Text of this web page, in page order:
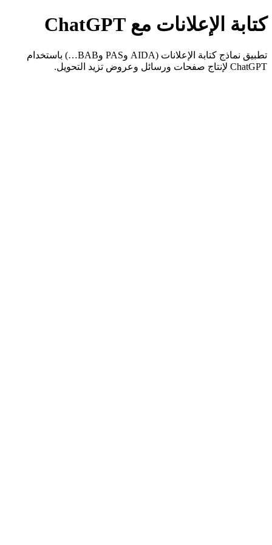
كتابة الإعلانات مع ChatGPT
تطبيق نماذج كتابة الإعلانات (AIDA وPAS وBAB…) باستخدام
ChatGPT لإنتاج صفحات ورسائل وعروض تزيد التحويل.